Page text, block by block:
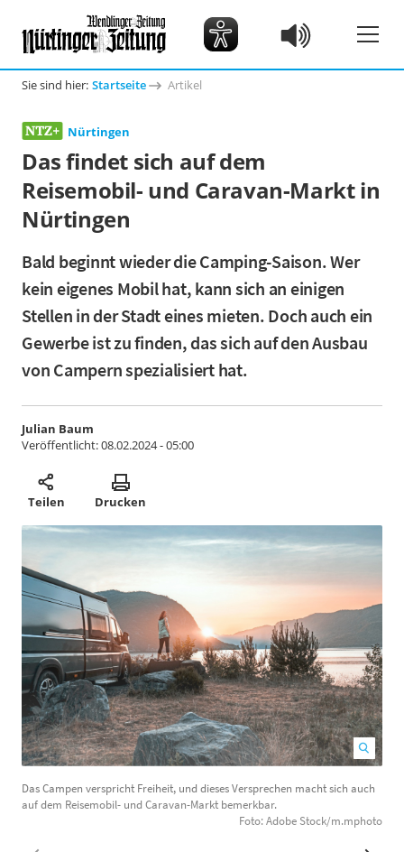
Sie sind hier: Startseite Artikel
Nürtingen
Das findet sich auf dem
Reisemobil- und Caravan-Markt in
Nürtingen
Bald beginnt wieder die Camping-Saison. Wer
kein eigenes Mobil hat, kann sich an einigen
Stellen in der Stadt eines mieten. Doch auch ein
Gewerbe ist zu finden, das sich auf den Ausbau
von Campern spezialisiert hat.
Julian Baum
Veröffentlicht:08.02.2024 - 05:00
Teilen Drucken
Das Campen verspricht Freiheit, und dieses Versprechen macht sich auch
auf dem Reisemobil- und Caravan-Markt bemerkbar.
Foto: Adobe Stock/m.mphoto